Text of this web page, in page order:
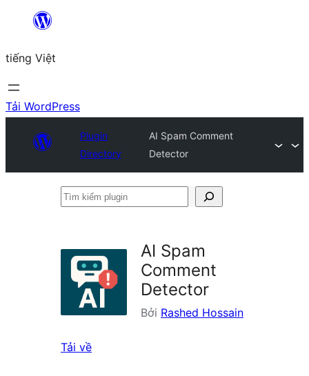
Chuyển
phần
nội
dung
tiếng Việt
Tải WordPress
Plugin
Directory
AI Spam Comment
Detector
Tìm
AI Spam
Comment
Detector
Bởi Rashed Hossain
Tải về